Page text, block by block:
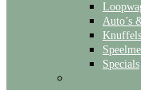
Auto’s
Specials